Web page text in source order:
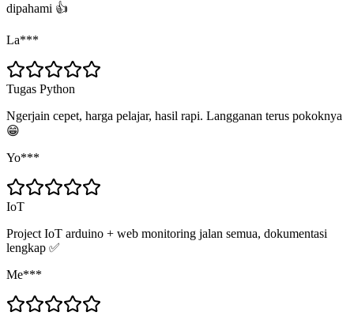
dipahami 👍
La***
Tugas Python
Ngerjain cepet, harga pelajar, hasil rapi. Langganan terus pokoknya
😁
Yo***
IoT
Project IoT arduino + web monitoring jalan semua, dokumentasi
lengkap ✅
Me***